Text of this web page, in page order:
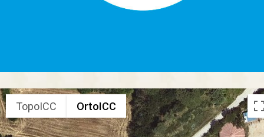
TopoICC OrtoICC